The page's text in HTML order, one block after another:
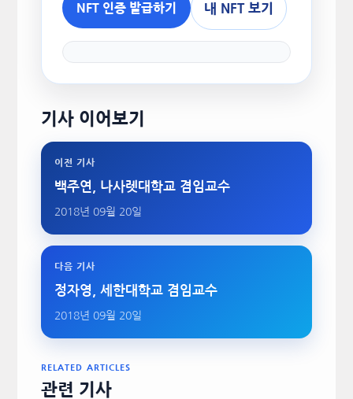
NFT 인증 발급하기 내 NFT 보기
기사 이어보기
이전 기사
백주연, 나사렛대학교 겸임교수
2018년 09월 20일
다음 기사
정자영, 세한대학교 겸임교수
2018년 09월 20일
RELATED ARTICLES
관련 기사